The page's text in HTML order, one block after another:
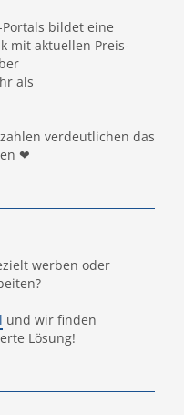
Portals bildet eine
mit aktuellen Preis-
als
verdeutlichen das
❤
werben oder
und wir finden
Lösung!